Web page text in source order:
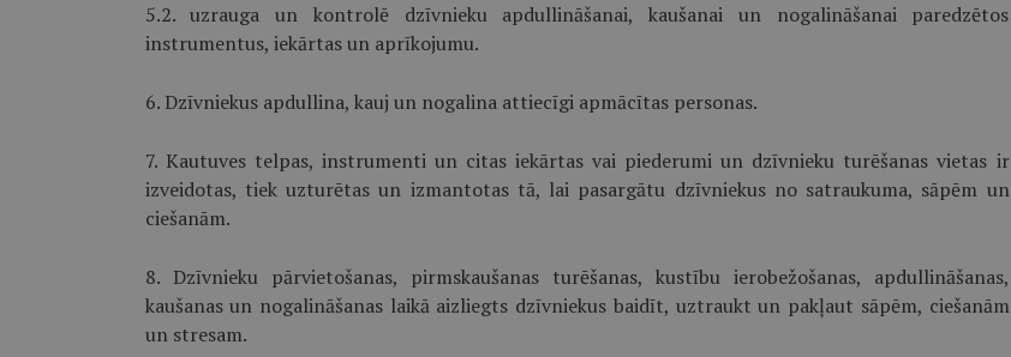
5.2. uzrauga un kontrolē dzīvnieku apdullināšanai, kaušanai un nogalināšanai paredzētos
instrumentus, iekārtas un aprīkojumu.
6. Dzīvniekus apdullina, kauj un nogalina attiecīgi apmācītas personas.
7. Kautuves telpas, instrumenti un citas iekārtas vai piederumi un dzīvnieku turēšanas vietas ir
izveidotas, tiek uzturētas un izmantotas tā, lai pasargātu dzīvniekus no satraukuma, sāpēm un
ciešanām.
8. Dzīvnieku pārvietošanas, pirmskaušanas turēšanas, kustību ierobežošanas, apdullināšanas,
kaušanas un nogalināšanas laikā aizliegts dzīvniekus baidīt, uztraukt un pakļaut sāpēm, ciešanām
un stresam.